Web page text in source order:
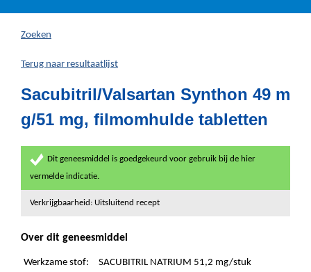
hier:
Zoeken
Terug naar resultaatlijst
Sacubitril/Valsartan Synthon 49 m
g/51 mg, filmomhulde tabletten
Dit geneesmiddel is goedgekeurd voor gebruik bij de hier
vermelde indicatie.
Verkrijgbaarheid: Uitsluitend recept
Over dit geneesmiddel
Werkzame stof:
SACUBITRIL NATRIUM 51,2 mg/stuk